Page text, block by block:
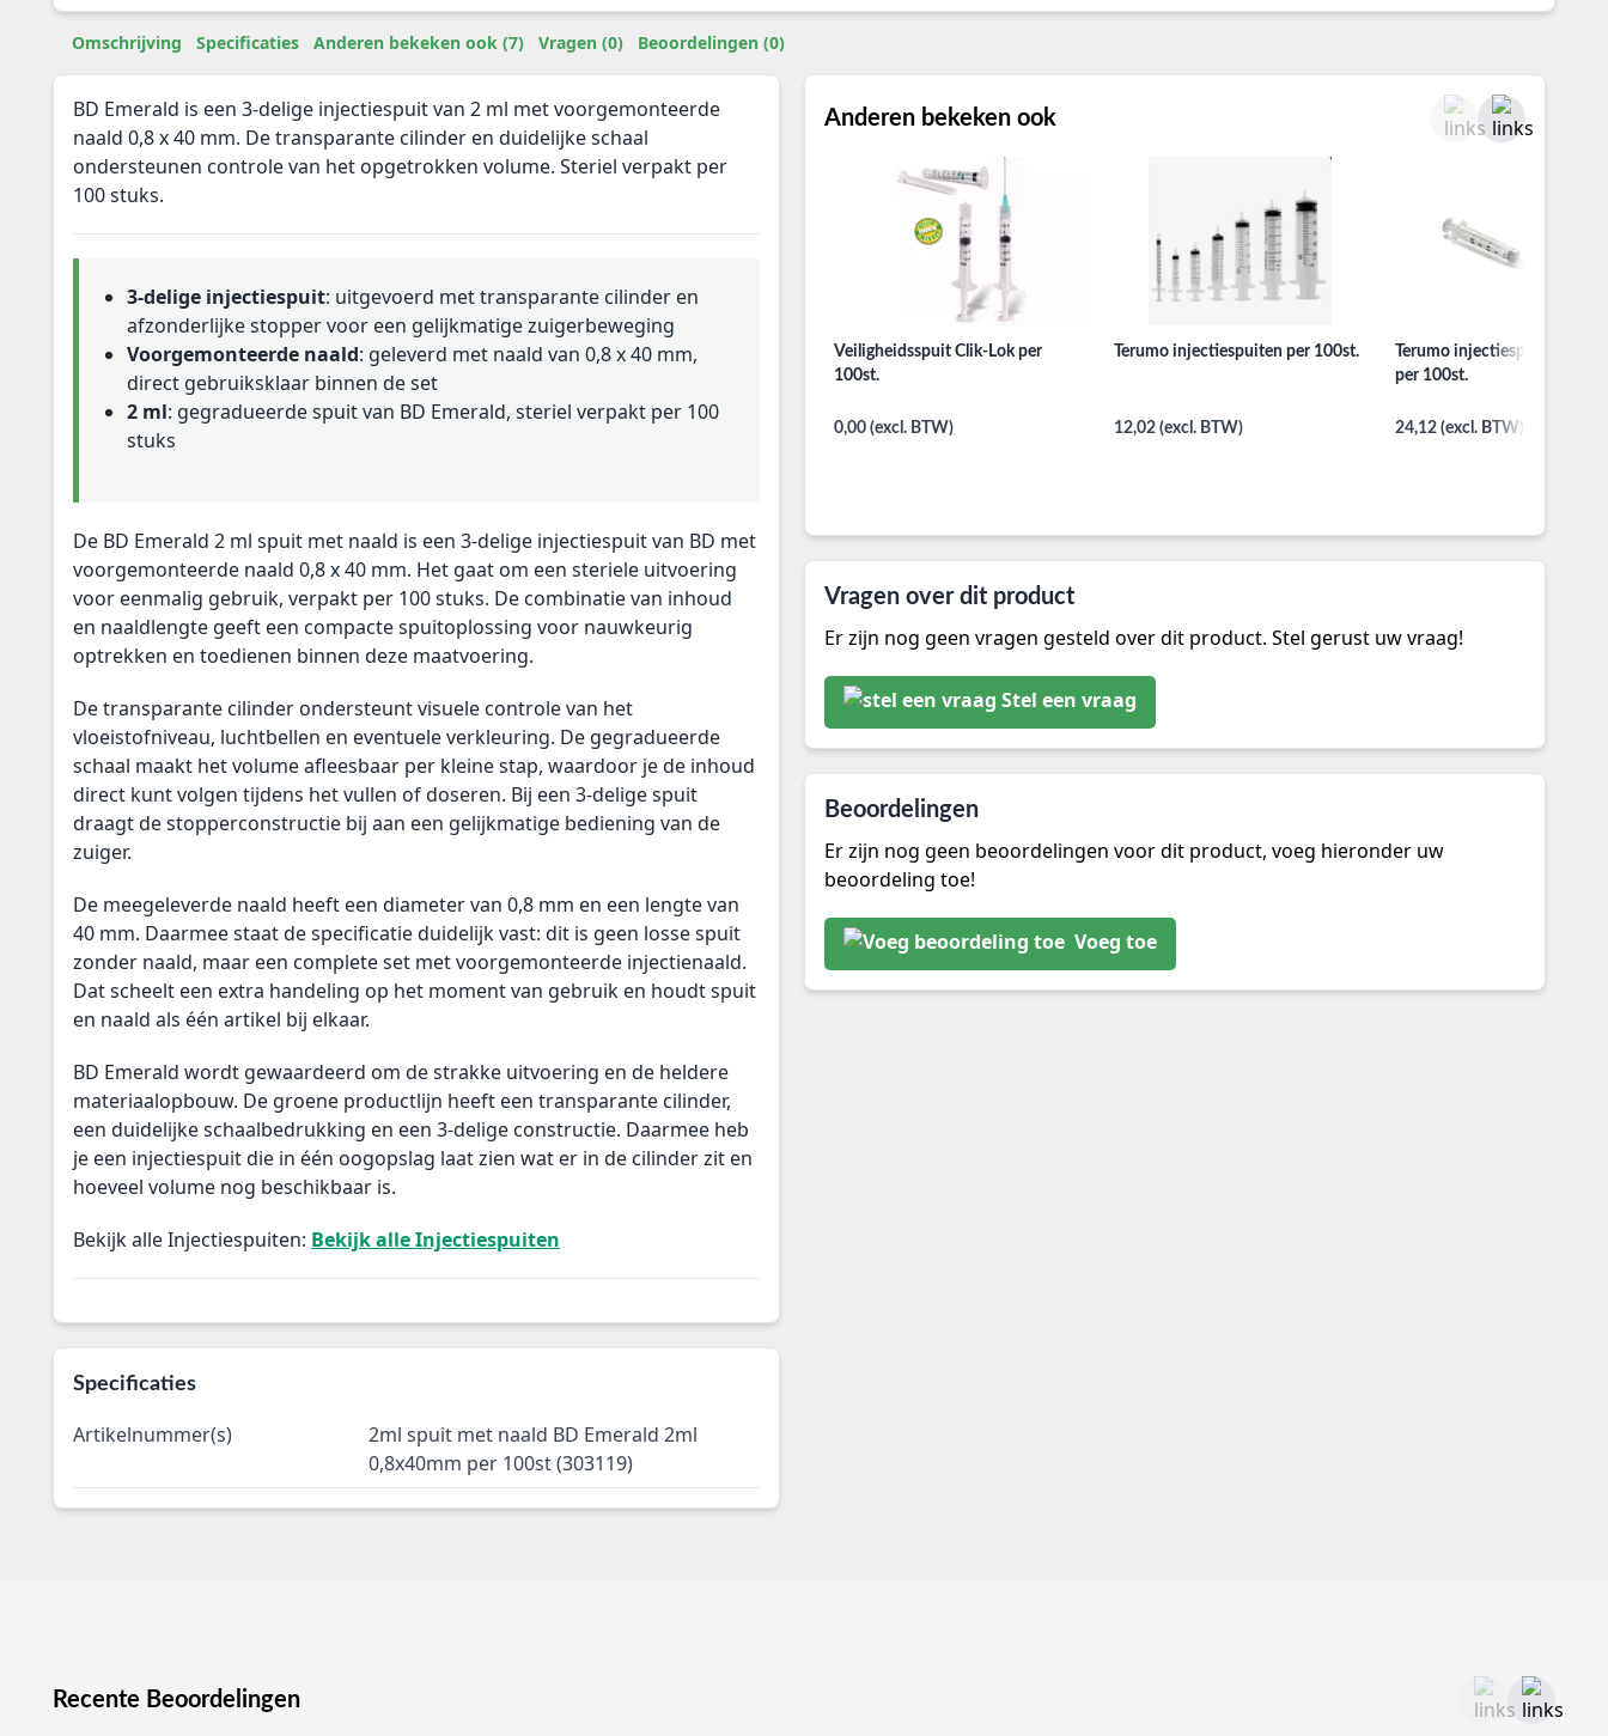
Omschrijving Specificaties Anderen bekeken ook (7) Vragen (0) Beoordelingen (0)
BD Emerald is een 3-delige injectiespuit van 2 ml met voorgemonteerde
naald 0,8 x 40 mm. De transparante cilinder en duidelijke schaal
ondersteunen controle van het opgetrokken volume. Steriel verpakt per
100 stuks.
3-delige injectiespuit: uitgevoerd met transparante cilinder en
afzonderlijke stopper voor een gelijkmatige zuigerbeweging
Voorgemonteerde naald: geleverd met naald van 0,8 x 40 mm,
direct gebruiksklaar binnen de set
2 ml: gegradueerde spuit van BD Emerald, steriel verpakt per 100
stuks
De BD Emerald 2 ml spuit met naald is een 3-delige injectiespuit van BD met
voorgemonteerde naald 0,8 x 40 mm. Het gaat om een steriele uitvoering
voor eenmalig gebruik, verpakt per 100 stuks. De combinatie van inhoud
en naaldlengte geeft een compacte spuitoplossing voor nauwkeurig
optrekken en toedienen binnen deze maatvoering.
De transparante cilinder ondersteunt visuele controle van het
vloeistofniveau, luchtbellen en eventuele verkleuring. De gegradueerde
schaal maakt het volume afleesbaar per kleine stap, waardoor je de inhoud
direct kunt volgen tijdens het vullen of doseren. Bij een 3-delige spuit
draagt de stopperconstructie bij aan een gelijkmatige bediening van de
zuiger.
De meegeleverde naald heeft een diameter van 0,8 mm en een lengte van
40 mm. Daarmee staat de specificatie duidelijk vast: dit is geen losse spuit
zonder naald, maar een complete set met voorgemonteerde injectienaald.
Dat scheelt een extra handeling op het moment van gebruik en houdt spuit
en naald als één artikel bij elkaar.
BD Emerald wordt gewaardeerd om de strakke uitvoering en de heldere
materiaalopbouw. De groene productlijn heeft een transparante cilinder,
een duidelijke schaalbedrukking en een 3-delige constructie. Daarmee heb
je een injectiespuit die in één oogopslag laat zien wat er in de cilinder zit en
hoeveel volume nog beschikbaar is.
Bekijk alle Injectiespuiten: Bekijk alle Injectiespuiten
Specificaties
Artikelnummer(s)
2ml spuit met naald BD Emerald 2ml
0,8x40mm per 100st (303119)
Anderen bekeken ook
Veiligheidsspuit Clik-Lok per
100st.
0,00 (excl. BTW)
Terumo injectiespuiten per 100st.
12,02 (excl. BTW)
Terumo injectiespuit met
per 100st.
24,12 (excl. BTW)
Vragen over dit product
Er zijn nog geen vragen gesteld over dit product. Stel gerust uw vraag!
Stel een vraag
Beoordelingen
Er zijn nog geen beoordelingen voor dit product, voeg hieronder uw
beoordeling toe!
Voeg toe
Recente Beoordelingen